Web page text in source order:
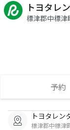
トヨタレ
標津郡中標
予約
トヨタレン
標津郡中標津